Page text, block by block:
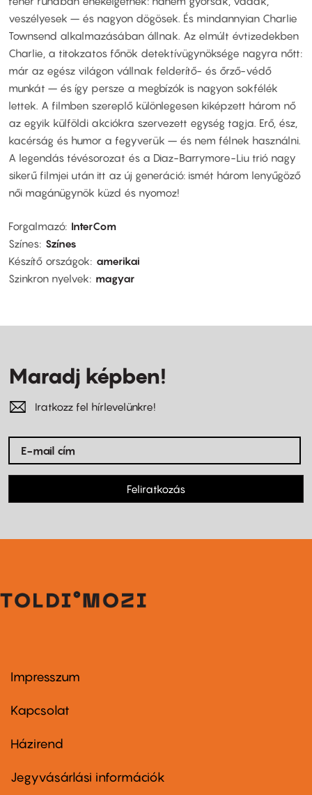
veszélyesek – és nagyon dögösek. És mindannyian Charlie
Townsend alkalmazásában állnak. Az elmúlt évtizedekben
Charlie, a titokzatos főnök detektívügynöksége nagyra nőtt:
már az egész világon vállnak felderítő- és őrző-védő
munkát – és így persze a megbízók is nagyon sokfélék
lettek. A filmben szereplő különlegesen kiképzett három nő
az egyik külföldi akciókra szervezett egység tagja. Erő, ész,
kacérság és humor a fegyverük – és nem félnek használni.
A legendás tévésorozat és a Diaz-Barrymore-Liu trió nagy
sikerű filmjei után itt az új generáció: ismét három lenyűgöző
női magánügynök küzd és nyomoz!
Forgalmazó InterCom
Színes Színes
Készítő országok
amerikai
Szinkron nyelvek
magyar
Maradj képben!
Iratkozz fel hírlevelünkre!
Feliratkozás
Footer
first
Impresszum
Kapcsolat
Footer
second
Házirend
Jegyvásárlási információk